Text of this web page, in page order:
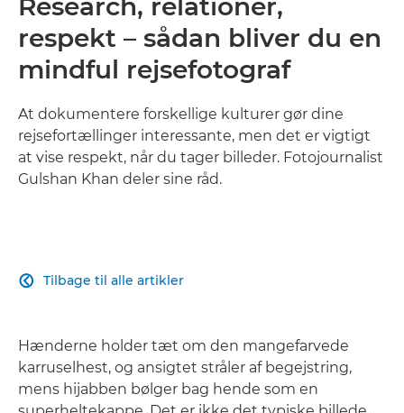
Research, relationer,
respekt – sådan bliver du en
mindful rejsefotograf
At dokumentere forskellige kulturer gør dine
rejsefortællinger interessante, men det er vigtigt
at vise respekt, når du tager billeder. Fotojournalist
Gulshan Khan deler sine råd.
Tilbage til alle artikler

Hænderne holder tæt om den mangefarvede
karruselhest, og ansigtet stråler af begejstring,
mens hijabben bølger bag hende som en